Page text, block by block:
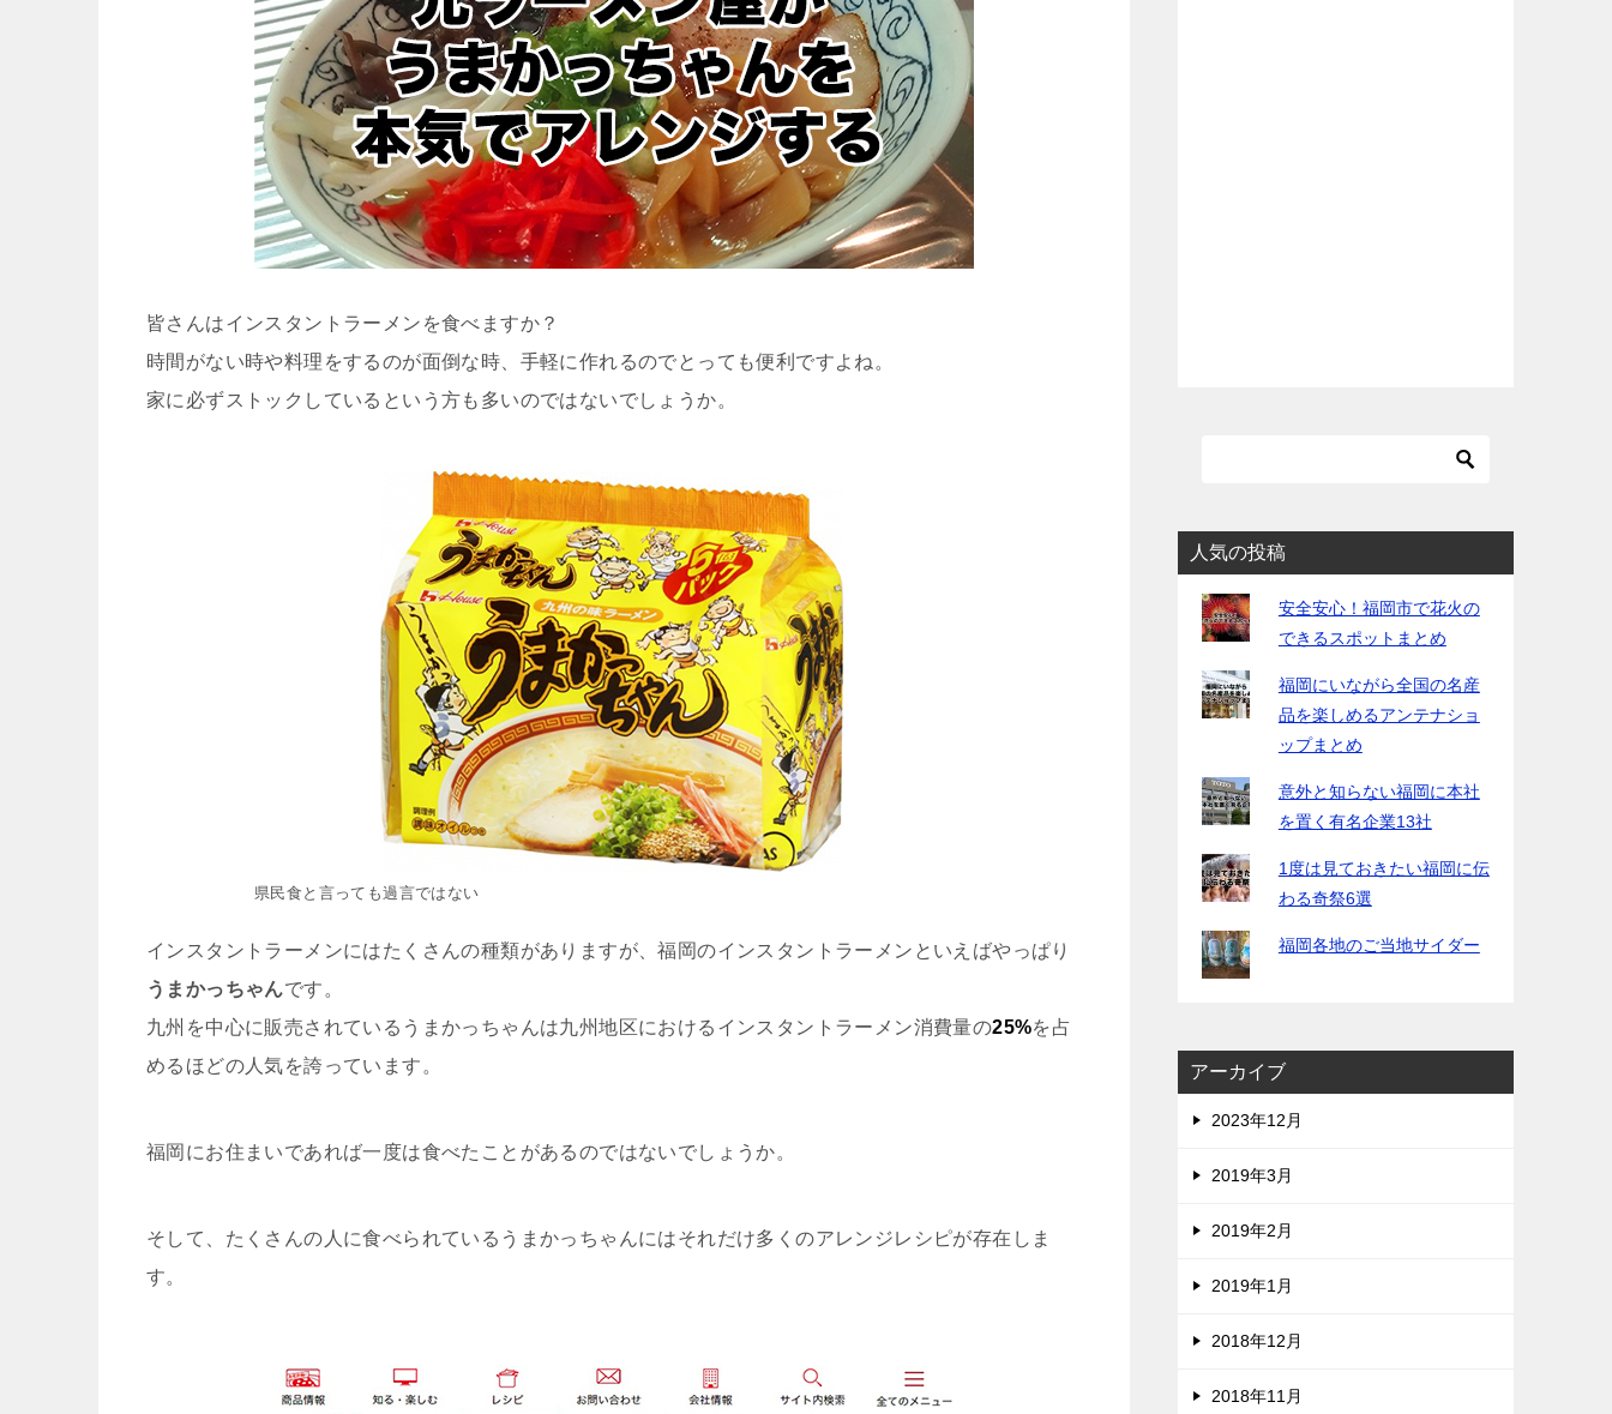
皆さんはインスタントラーメンを食べますか？
時間がない時や料理をするのが面倒な時、手軽に作れるのでとっても便利ですよね。
家に必ずストックしているという方も多いのではないでしょうか。
県民食と言っても過言ではない
インスタントラーメンにはたくさんの種類がありますが、福岡のインスタントラーメンといえばやっぱり
うまかっちゃんです。
九州を中心に販売されているうまかっちゃんは九州地区におけるインスタントラーメン消費量の25%を占
めるほどの人気を誇っています。
福岡にお住まいであれば一度は食べたことがあるのではないでしょうか。
そして、たくさんの人に食べられているうまかっちゃんにはそれだけ多くのアレンジレシピが存在しま
す。
人気の投稿
安全安心！福岡市で花火の
できるスポットまとめ
福岡にいながら全国の名産
品を楽しめるアンテナショ
ップまとめ
意外と知らない福岡に本社
を置く有名企業13社
1度は見ておきたい福岡に伝
わる奇祭6選
福岡各地のご当地サイダー
アーカイブ
2023年12月
2019年3月
2019年2月
2019年1月
2018年12月
2018年11月